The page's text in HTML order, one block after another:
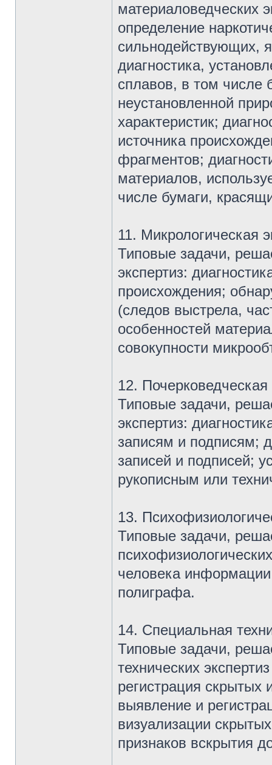
материаловедческих
определение
сильнодействующих,
диагностика,
сплавов, в том числе
неустановленной
характеристик;
источника
фрагментов;
материалов,
числе бумаги,
11. Микрологическая
Типовые задачи,
экспертиз:
происхождения;
(следов выстрела,
особенностей
совокупности
12. Почерковедческая
Типовые задачи,
экспертиз:
записям и подписям;
записей и подписей;
рукописным или
13.
Типовые задачи,
человека
полиграфа.
14. Специальная
Типовые задачи,
технических
регистрация
выявление и
визуализации
признаков вскрытия